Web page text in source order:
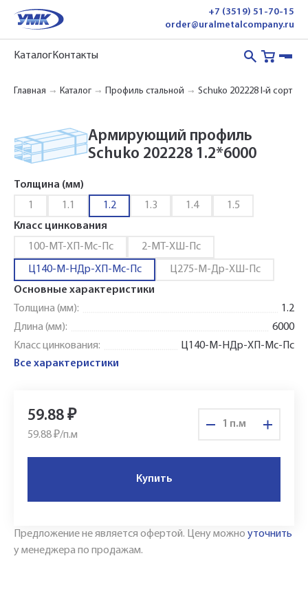
+7 (3519) 51-70-15
order@uralmetalcompany.ru
КаталогКонтакты
Главная Каталог Профиль стальной Schuko 202228 I-й сорт
Армирующий профиль
Schuko 202228 1.2*6000
Толщина (мм)
1
1.1 1.2 1.3 1.4
1.5
Класс цинкования
100-МТ-ХП-Мс-Пс
2-МТ-ХШ-Пс
Ц140-М-НДр-ХП-Мс-Пс
Ц275-М-Др-ХШ-Пс
Основные характеристики
Толщина (мм):
1.2
Длина (мм):
6000
Класс цинкования:
Ц140-М-НДр-ХП-Мс-Пс
Все характеристики
59.88 ₽
59.88 ₽/п.м
п.м
Купить
Предложение не является офертой. Цену можно уточнить
у менеджера по продажам.
Укажите Ваш контактный телефон и имя
для связи, и наш менеджер поможет
стоимость прямо по телефону.